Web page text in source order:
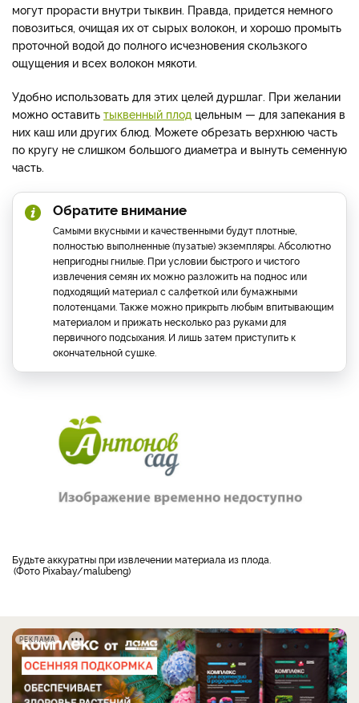
могут прорасти внутри тыквин. Правда, придется немного
повозиться, очищая их от сырых волокон, и хорошо промыть
проточной водой до полного исчезновения скользкого
ощущения и всех волокон мякоти.
Удобно использовать для этих целей дуршлаг. При желании
можно оставить тыквенный плод цельным — для запекания в
них каш или других блюд. Можете обрезать верхнюю часть
по кругу не слишком большого диаметра и вынуть семенную
часть.
Обратите внимание
Самыми вкусными и качественными будут плотные,
полностью выполненные (пузатые) экземпляры. Абсолютно
непригодны гнилые. При условии быстрого и чистого
извлечения семян их можно разложить на поднос или
подходящий материал с салфеткой или бумажными
полотенцами. Также можно прикрыть любым впитывающим
материалом и прижать несколько раз руками для
первичного подсыхания. И лишь затем приступить к
окончательной сушке.
Будьте аккуратны при извлечении материала из плода.
Фото Pixabay/malubeng
РЕКЛАМА